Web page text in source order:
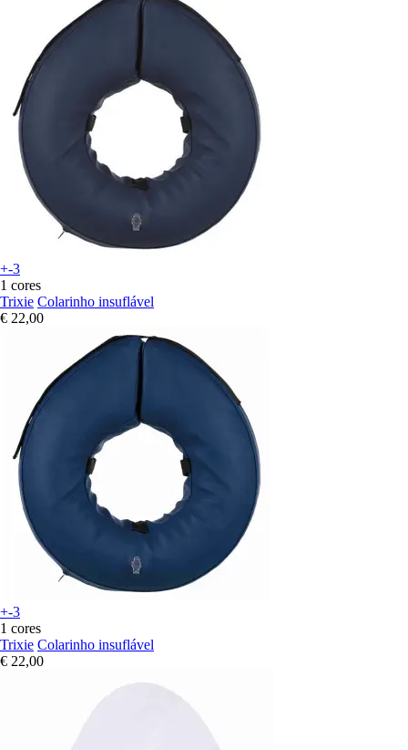
+-3
1 cores
Trixie Colarinho insuflável
€ 22,00
+-3
1 cores
Trixie Colarinho insuflável
€ 22,00